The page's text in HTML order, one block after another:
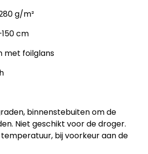
g/m²
cm
met foilglans
binnenstebuiten om de
Niet geschikt voor de droger.
bij voorkeur aan de